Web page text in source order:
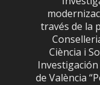
través de la
Ciència i
de València